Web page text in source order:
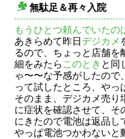
無駄足＆再々入院
もうひとつ頼んでいたの
あきらめて昨日 デジカメ
るので、ちょっと店舗を
細をみたら このとき と同
ゃ〜〜な予感がしたので
って試したところ、やっ
そのまま、デジカメ売り
に症状を確認させて、そ
にきたので電池は返品し
やっぱ電池つかわないと